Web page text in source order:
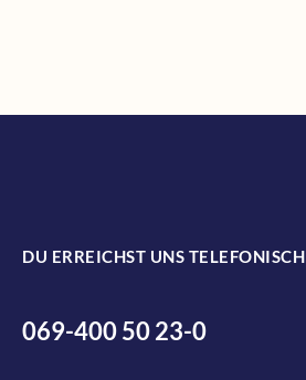
DU ERREICHST UNS TELEFONISCH
069-400 50 23-0